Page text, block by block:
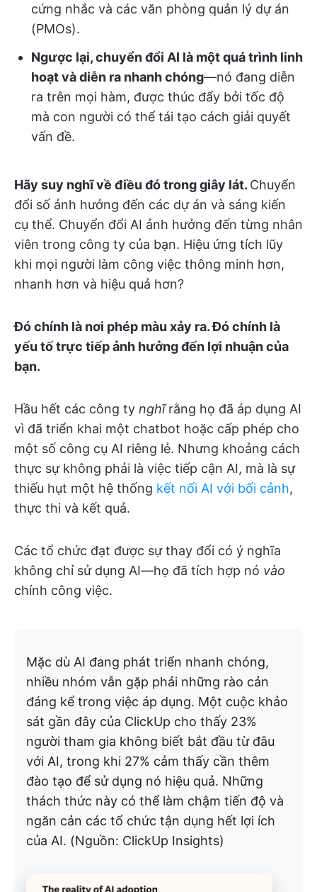
cứng nhắc và các văn phòng quản lý dự án
(PMOs).
Ngược lại, chuyển đổi AI là một quá trình linh
hoạt và diễn ra nhanh chóng—nó đang diễn
ra trên mọi hàm, được thúc đẩy bởi tốc độ
mà con người có thể tái tạo cách giải quyết
vấn đề.
Hãy suy nghĩ về điều đó trong giây lát. Chuyển
đổi số ảnh hưởng đến các dự án và sáng kiến
cụ thể. Chuyển đổi AI ảnh hưởng đến từng nhân
viên trong công ty của bạn. Hiệu ứng tích lũy
khi mọi người làm công việc thông minh hơn,
nhanh hơn và hiệu quả hơn?
Đó chính là nơi phép màu xảy ra. Đó chính là
yếu tố trực tiếp ảnh hưởng đến lợi nhuận của
bạn.
Hầu hết các công ty nghĩrằng họ đã áp dụng AI
vì đã triển khai một chatbot hoặc cấp phép cho
một số công cụ AI riêng lẻ. Nhưng khoảng cách
thực sự không phải là việc tiếp cận AI, mà là sự
thiếu hụt một hệ thống kết nối AI với bối cảnh,
thực thi và kết quả.
Các tổ chức đạt được sự thay đổi có ý nghĩa
không chỉ sử dụng AI—họ đã tích hợp nó vào
chính công việc.
Mặc dù AI đang phát triển nhanh chóng,
nhiều nhóm vẫn gặp phải những rào cản
đáng kể trong việc áp dụng. Một cuộc khảo
sát gần đây của ClickUp cho thấy 23%
người tham gia không biết bắt đầu từ đâu
với AI, trong khi 27% cảm thấy cần thêm
đào tạo để sử dụng nó hiệu quả. Những
thách thức này có thể làm chậm tiến độ và
ngăn cản các tổ chức tận dụng hết lợi ích
của AI. (Nguồn: ClickUp Insights)